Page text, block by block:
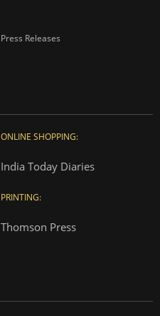
Press Releases
ONLINE SHOPPING:
India Today Diaries
PRINTING:
Thomson Press